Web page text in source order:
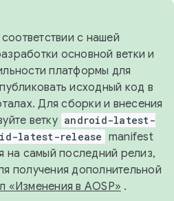
с нашей
основной ветки и
платформы для
исходный код в
Для сборки и внесения
ветку android-latest-
latest-release manifest
на самый последний релиз,
получения дополнительной
«Изменения в AOSP» .